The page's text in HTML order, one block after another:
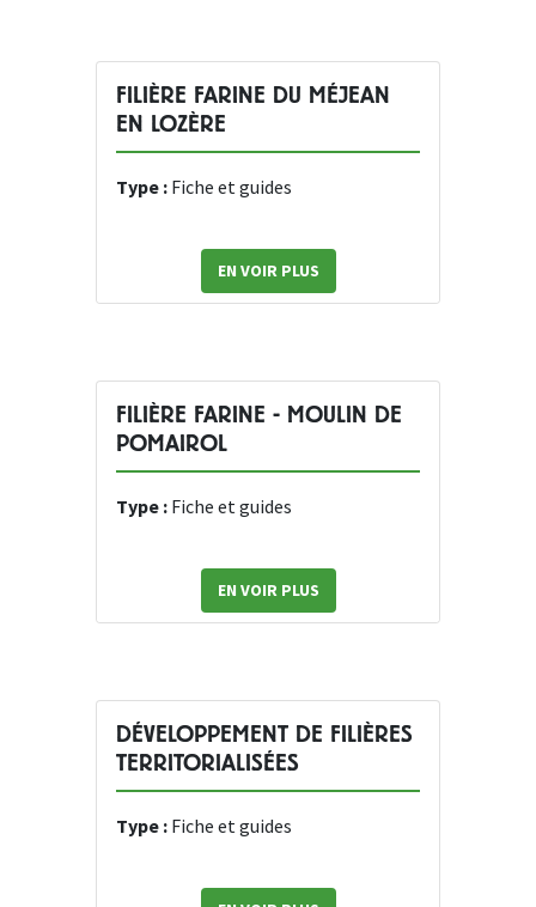
FILIÈRE FARINE DU MÉJEAN
EN LOZÈRE
Type : Fiche et guides
EN VOIR PLUS
FILIÈRE FARINE - MOULIN DE
POMAIROL
Type : Fiche et guides
EN VOIR PLUS
DÉVELOPPEMENT DE FILIÈRES
TERRITORIALISÉES
Type : Fiche et guides